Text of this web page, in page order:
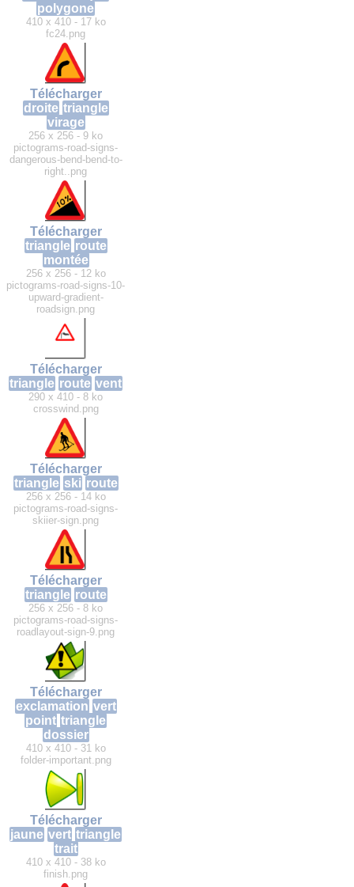
polygone
410 x 410 - 17 ko
fc24.png
Télécharger
droite triangle
virage
256 x 256 - 9 ko
pictograms-road-signs-
dangerous-bend-bend-to-
right..png
Télécharger
triangle route
montée
256 x 256 - 12 ko
pictograms-road-signs-10-
upward-gradient-
roadsign.png
Télécharger
triangle route vent
290 x 410 - 8 ko
crosswind.png
Télécharger
triangle ski route
256 x 256 - 14 ko
pictograms-road-signs-
skiier-sign.png
Télécharger
triangle route
256 x 256 - 8 ko
pictograms-road-signs-
roadlayout-sign-9.png
Télécharger
exclamation vert
point triangle
dossier
410 x 410 - 31 ko
folder-important.png
Télécharger
jaune vert triangle
trait
410 x 410 - 38 ko
finish.png